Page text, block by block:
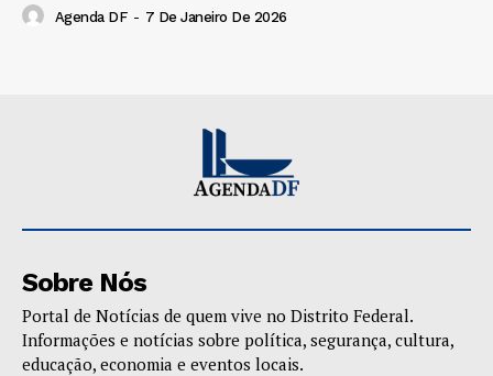
Agenda DF - 7 De Janeiro De 2026
Sobre Nós
Portal de Notícias de quem vive no Distrito Federal.
Informações e notícias sobre política, segurança, cultura,
educação, economia e eventos locais.